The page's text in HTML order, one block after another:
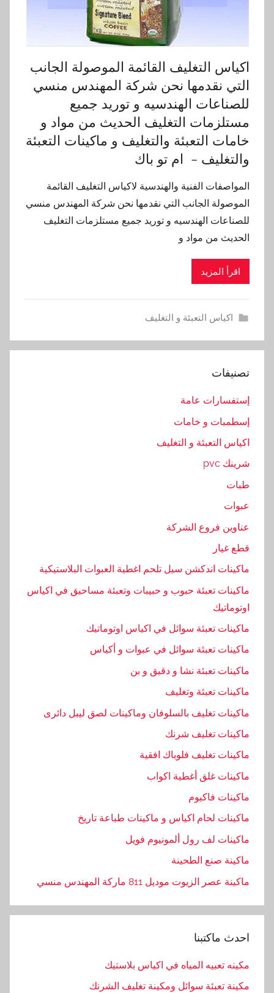
اكياس التغليف القائمة الموصولة الجانب
التي نقدمها نحن شركة المهندس منسي
للصناعات الهندسيه و توريد جميع
مستلزمات التغليف الحديث من مواد و
خامات التعبئة والتغليف و ماكينات التعبئة
والتغليف – ام تو باك
المواصفات الفنية والهندسية لاكياس التغليف القائمة
الموصولة الجانب التي نقدمها نحن شركة المهندس منسي
للصناعات الهندسيه و توريد جميع مستلزمات التغليف
الحديث من مواد و
اقرأ المزيد
اكياس التعبئة و التغليف
تصنيفات
إستفسارات عامة
إسطمبات و خامات
اكياس التعبئة و التغليف
شرينك pvc
طبات
عبوات
عناوين فروع الشركة
قطع غيار
ماكينات اندكشن سيل تلحم اغطية العبوات البلاستيكية
ماكينات تعبئة حبوب و حبيبات وتعبئة مساحيق في اكياس
اوتوماتيك
ماكينات تعبئة سوائل في اكياس اوتوماتيك
ماكينات تعبئة سوائل في عبوات و أكياس
ماكينات تعبئة نشا و دقيق و بن
ماكينات تعبئة وتغليف
ماكينات تغليف بالسلوفان وماكينات لصق ليبل دائرى
ماكينات تغليف شرنك
ماكينات تغليف فلوباك افقية
ماكينات غلق أغطية اكواب
ماكينات فاكيوم
ماكينات لحام اكياس و ماكينات طباعة تاريخ
ماكينات لف رول ألمونيوم فويل
ماكينة صنع الطحينة
ماكينة عصر الزيوت موديل 811 ماركة المهندس منسي
احدث ماكتبنا
مكينه تعبيه المياه في اكياس بلاستيك
مكينة تعبئة سوائل ومكينة تغليف الشرنك